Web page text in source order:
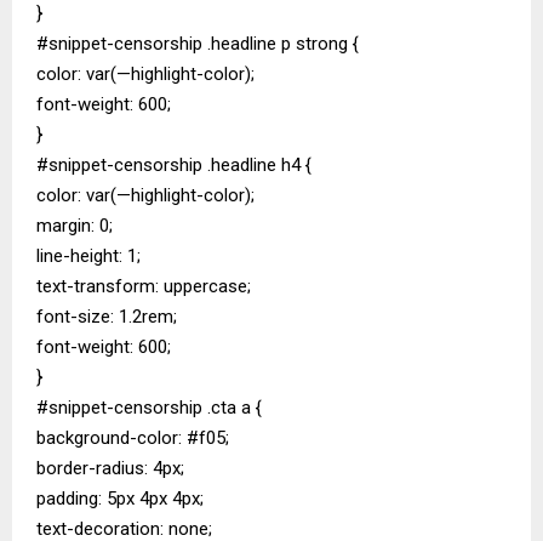
}
#snippet-censorship .headline p strong {
color: var(—highlight-color);
font-weight: 600;
}
#snippet-censorship .headline h4 {
color: var(—highlight-color);
margin: 0;
line-height: 1;
text-transform: uppercase;
font-size: 1.2rem;
font-weight: 600;
}
#snippet-censorship .cta a {
background-color: #f05;
border-radius: 4px;
padding: 5px 4px 4px;
text-decoration: none;